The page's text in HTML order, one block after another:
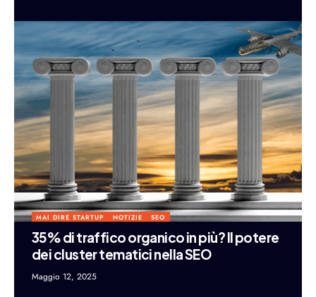
MAI DIRE STARTUP NOTIZIE SEO
35% di traffico organico in più? Il potere
dei cluster tematici nella SEO
Maggio 12, 2025